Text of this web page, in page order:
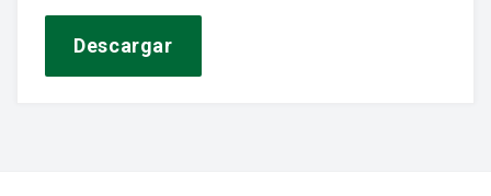
Memorias Vivas
Descargar